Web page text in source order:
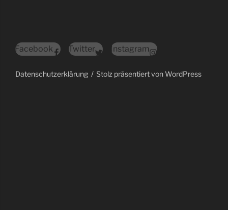
Facebook Twitter Instagram
Datenschutzerklärung Stolz präsentiert von WordPress